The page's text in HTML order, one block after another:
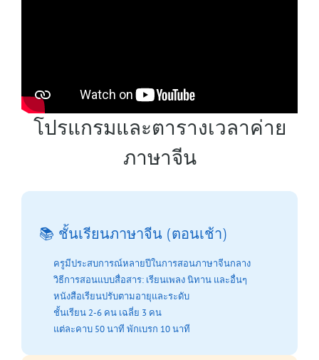
โปรแกรมและตารางเวลาค่าย
ภาษาจีน
📚 ชั้นเรียนภาษาจีน (ตอนเช้า)
ครูมีประสบการณ์หลายปีในการสอนภาษาจีนกลาง
วิธีการสอนแบบสื่อสาร: เรียนเพลง นิทาน และอื่นๆ
หนังสือเรียนปรับตามอายุและระดับ
ชั้นเรียน 2-6 คน เฉลี่ย 3 คน
แต่ละคาบ 50 นาที พักเบรก 10 นาที